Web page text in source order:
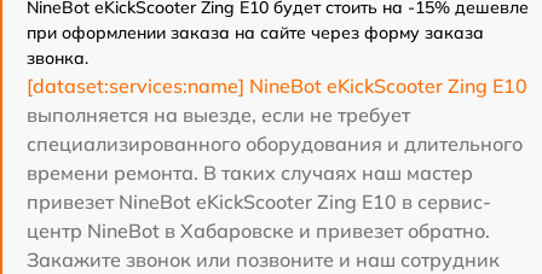
NineBot eKickScooter Zing E10 будет стоить на -15% дешевле
при оформлении заказа на сайте через форму заказа
звонка.
[dataset:services:name] NineBot eKickScooter Zing E10
выполняется на выезде, если не требует
специализированного оборудования и длительного
времени ремонта. В таких случаях наш мастер
привезет NineBot eKickScooter Zing E10 в сервис-
центр NineBot в Хабаровске и привезет обратно.
Закажите звонок или позвоните и наш сотрудник